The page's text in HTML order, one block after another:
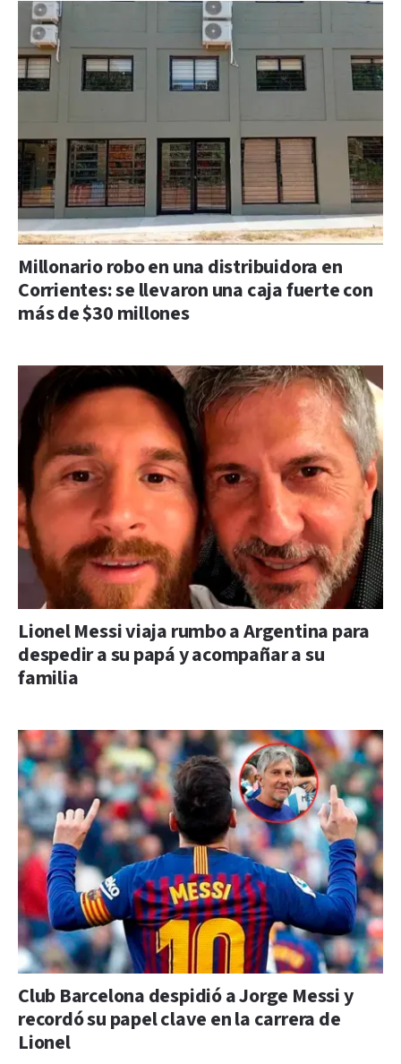
Millonario robo en una distribuidora en
Corrientes: se llevaron una caja fuerte con
más de $30 millones
Lionel Messi viaja rumbo a Argentina para
despedir a su papá y acompañar a su
familia
Club Barcelona despidió a Jorge Messi y
recordó su papel clave en la carrera de
Lionel